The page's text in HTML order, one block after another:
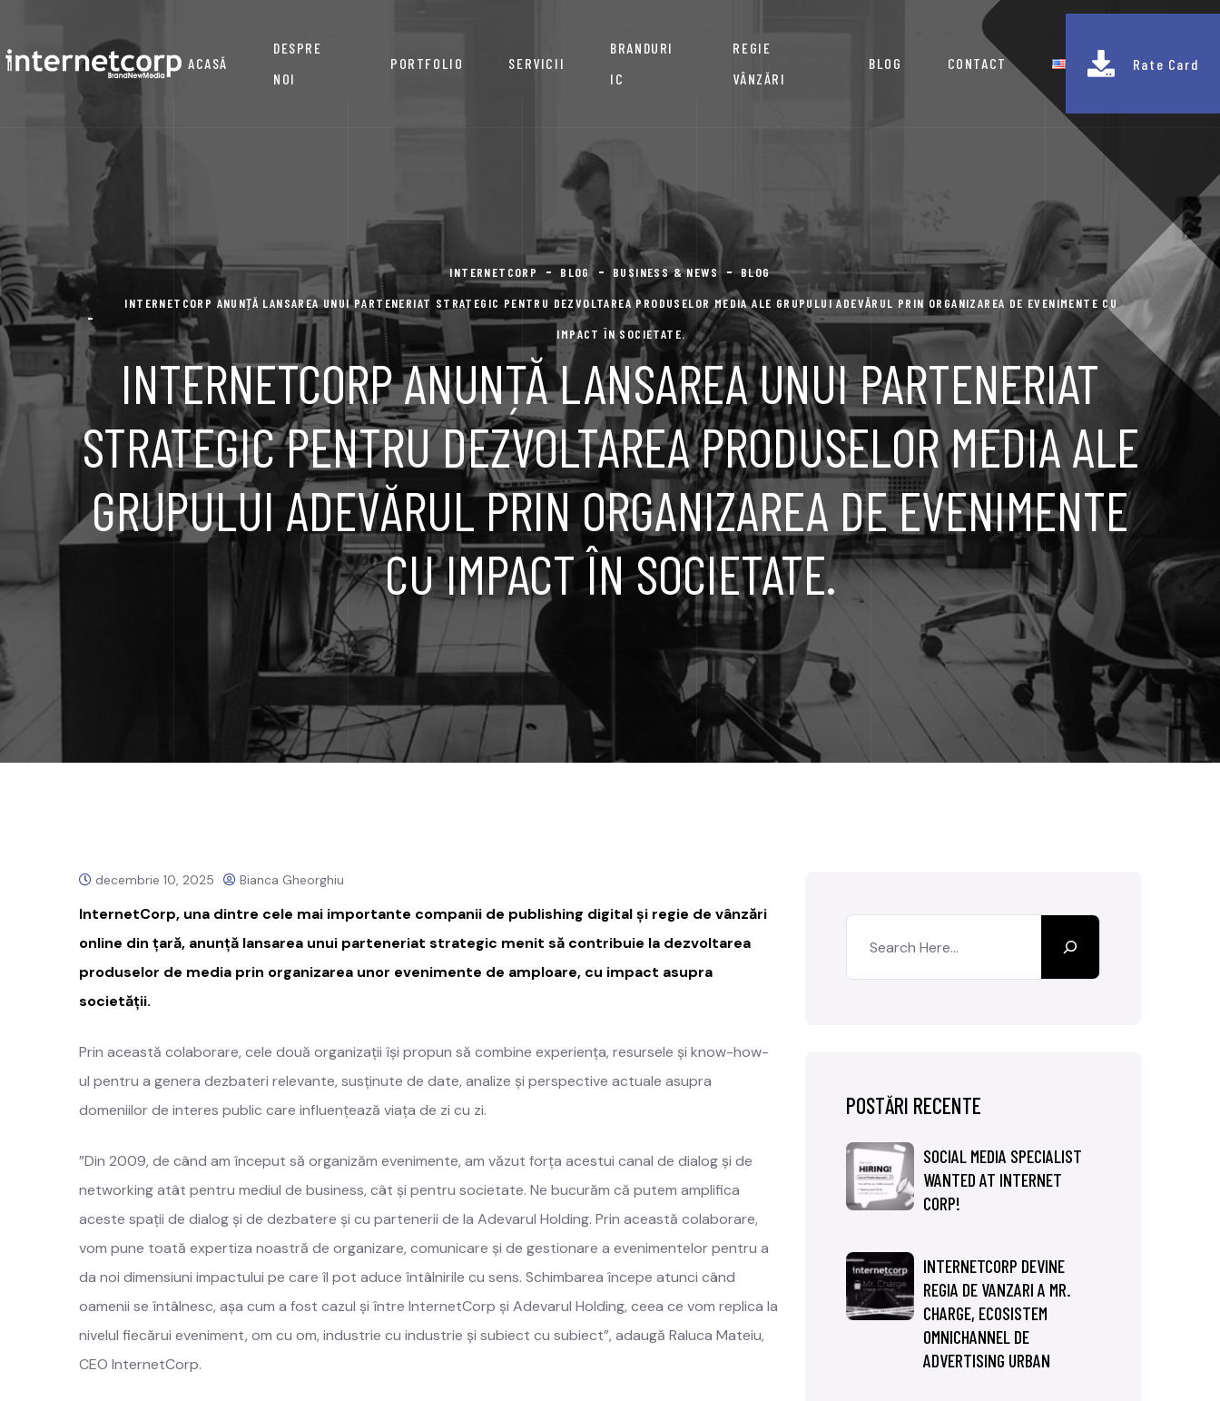
ACASĂ
DESPRE
NOI
PORTFOLIO SERVICII
BRANDURI
IC
REGIE
VÂNZĂRI
BLOG CONTACT Rate Card
INTERNETCORP BLOG BUSINESS & NEWS
BLOG
INTERNETCORP ANUNȚĂ LANSAREA UNUI PARTENERIAT STRATEGIC PENTRU DEZVOLTAREA PRODUSELOR MEDIA ALE GRUPULUI ADEVĂRUL PRIN ORGANIZAREA DE EVENIMENTE CU
IMPACT ÎN SOCIETATE.
INTERNETCORP ANUNȚĂ LANSAREA UNUI PARTENERIAT
STRATEGIC PENTRU DEZVOLTAREA PRODUSELOR MEDIA ALE
GRUPULUI ADEVĂRUL PRIN ORGANIZAREA DE EVENIMENTE
CU IMPACT ÎN SOCIETATE.
decembrie 10, 2025 Bianca Gheorghiu
InternetCorp, una dintre cele mai importante companii de publishing digital și regie de vânzări
online din țară, anunță lansarea unui parteneriat strategic menit să contribuie la dezvoltarea
produselor de media prin organizarea unor evenimente de amploare, cu impact asupra
societății.
Prin această colaborare, cele două organizații își propun să combine experiența, resursele și know-how-
ul pentru a genera dezbateri relevante, susținute de date, analize și perspective actuale asupra
domeniilor de interes public care influențează viața de zi cu zi.
”Din 2009, de când am început să organizăm evenimente, am văzut forța acestui canal de dialog și de
networking atât pentru mediul de business, cât și pentru societate. Ne bucurăm că putem amplifica
aceste spații de dialog și de dezbatere și cu partenerii de la Adevarul Holding. Prin această colaborare,
vom pune toată expertiza noastră de organizare, comunicare și de gestionare a evenimentelor pentru a
da noi dimensiuni impactului pe care îl pot aduce întâlnirile cu sens. Schimbarea începe atunci când
oamenii se întâlnesc, așa cum a fost cazul și între InternetCorp și Adevarul Holding, ceea ce vom replica la
nivelul fiecărui eveniment, om cu om, industrie cu industrie și subiect cu subiect”, adaugă Raluca Mateiu,
CEO InternetCorp.
POSTĂRI RECENTE
SOCIAL MEDIA SPECIALIST
WANTED AT INTERNET
CORP!
INTERNETCORP DEVINE
REGIA DE VANZARI A MR.
CHARGE, ECOSISTEM
OMNICHANNEL DE
ADVERTISING URBAN